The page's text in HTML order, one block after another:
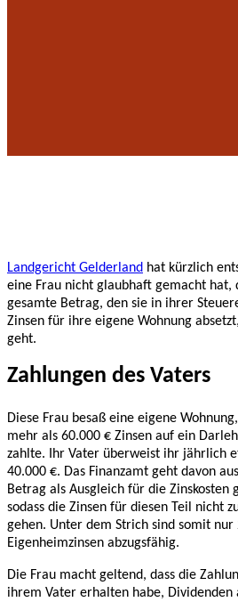
Landgericht Gelderland hat kürzlich
eine Frau nicht glaubhaft gemacht hat,
gesamte Betrag, den sie in ihrer
Zinsen für ihre eigene Wohnung
geht.
Zahlungen des Vaters
Diese Frau besaß eine eigene
mehr als 60.000 € Zinsen auf ein
zahlte. Ihr Vater überweist ihr jährlich
40.000 €. Das Finanzamt geht davon
Betrag als Ausgleich für die Zinskosten
sodass die Zinsen für diesen Teil nicht
gehen. Unter dem Strich sind somit nur
Eigenheimzinsen abzugsfähig.
Die Frau macht geltend, dass die
ihrem Vater erhalten habe, Dividenden